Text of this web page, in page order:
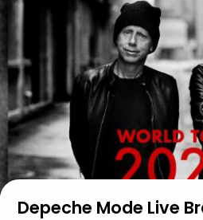
Depeche Mode Live